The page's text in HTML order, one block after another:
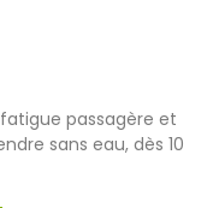
passagère et
sans eau, dès 10